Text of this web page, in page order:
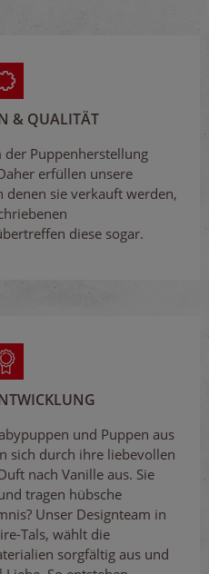
& QUALITÄT
Puppenherstellung
erfüllen unsere
denen sie verkauft werden,
diese sogar.
und Puppen aus
sich durch ihre liebevollen
nach Vanille aus. Sie
tragen hübsche
Unser Designteam in
Tals, wählt die
sorgfältig aus und